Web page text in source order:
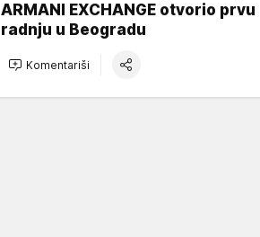
ARMANI EXCHANGE otvorio prvu
radnju u Beogradu
Komentariši